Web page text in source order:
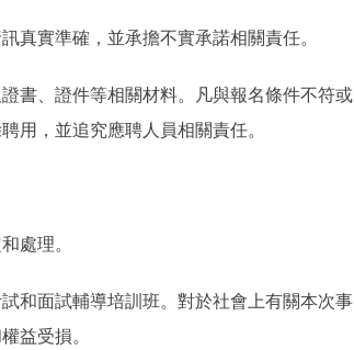
實準確，並承擔不實承諾相關責任。
書、證件等相關材料。凡與報名條件不符或
用，並追究應聘人員相關責任。
處理。
和面試輔導培訓班。對於社會上有關本次事
益受損。